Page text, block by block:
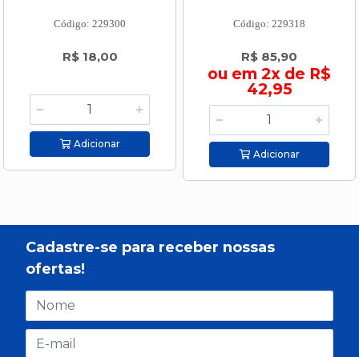
Código: 229300
R$ 18,00
Adicionar
Código: 229318
R$ 85,90
ou em 2x de R$
42,95
Adicionar
Cadastre-se para receber nossas
ofertas!